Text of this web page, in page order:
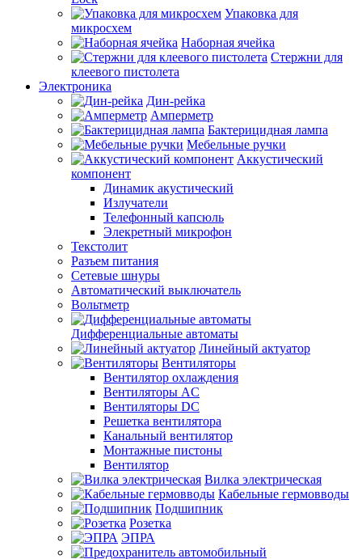
Упаковка для
микросхем
Наборная ячейка
Стержни для
клеевого пистолета
Электроника
Дин-рейка
Амперметр
Бактерицидная лампа
Мебельные ручки
Аккустический
компонент
Динамик акустический
Излучатели
Телефонный капсюль
Элекретный микрофон
Текстолит
Разъем питания
Сетевые шнуры
Автоматический выключатель
Вольтметр
Дифференциальные автоматы
Линейный актуатор
Вентиляторы
Вентилятор охлаждения
Вентиляторы AC
Вентиляторы DC
Решетка вентилятора
Канальный вентилятор
Монтажные пистоны
Вентилятор
Вилка электрическая
Кабельные гермовводы
Подшипник
Розетка
ЭПРА